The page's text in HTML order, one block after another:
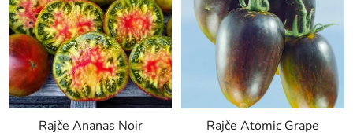
Rajče Ananas Noir Rajče Atomic Grape